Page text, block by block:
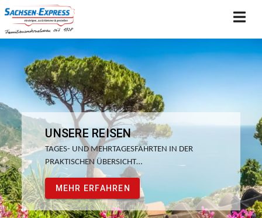
UNSERE REISEN
TAGES- UND MEHRTAGESFAHRTEN IN DER
PRAKTISCHEN ÜBERSICHT…
MEHR ERFAHREN